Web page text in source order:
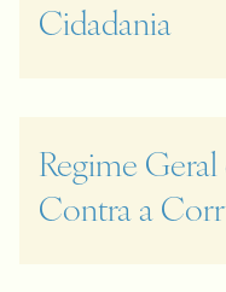
Cidadania
Regime Geral
Contra a